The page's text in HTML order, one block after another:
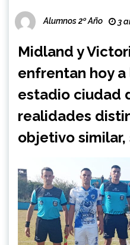
Alumnos 2º Año 3
Midland y
enfrentan hoy a
estadio ciudad
realidades
objetivo similar,